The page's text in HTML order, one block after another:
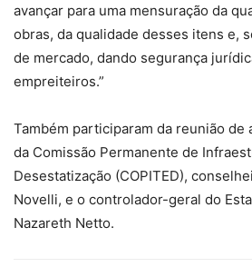
avançar para uma mensuração da
obras, da qualidade desses itens e,
de mercado, dando segurança
empreiteiros.”
Também participaram da reunião
da Comissão Permanente de
Desestatização (COPITED),
Novelli, e o controlador-geral do
Nazareth Netto.